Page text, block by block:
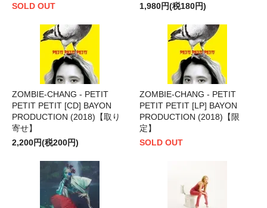
SOLD OUT
1,980円(税180円)
ZOMBIE-CHANG - PETIT
PETIT PETIT [CD] BAYON
PRODUCTION (2018)【取り
寄せ】
2,200円(税200円)
ZOMBIE-CHANG - PETIT
PETIT PETIT [LP] BAYON
PRODUCTION (2018)【限
定】
SOLD OUT